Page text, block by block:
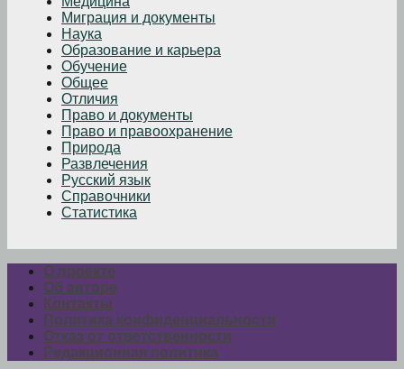
Миграция и документы
Наука
Образование и карьера
Обучение
Общее
Отличия
Право и документы
Право и правоохранение
Природа
Развлечения
Русский язык
Справочники
Статистика
О проекте
Об авторе
Контакты
Политика конфиденциальности
Отказ от ответственности
Редакционная политика